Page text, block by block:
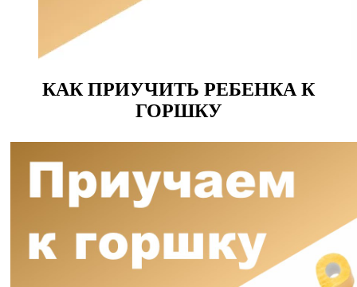
КАК ПРИУЧИТЬ РЕБЕНКА К
ГОРШКУ